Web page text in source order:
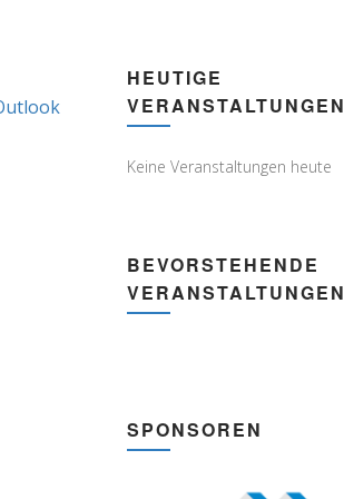
HEUTIGE
VERANSTALTUNGEN
Keine Veranstaltungen heute
BEVORSTEHENDE
VERANSTALTUNGEN
SPONSOREN